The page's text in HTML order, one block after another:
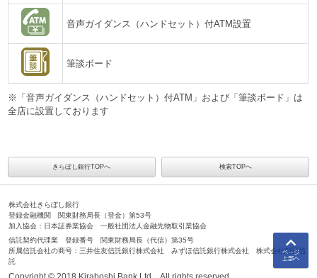
音声ガイダンス（ハンドセット）付ATM設置
筆談ボード
※「音声ガイダンス（ハンドセット）付ATM」および「筆談ボード」は
全店に設置しております
きらぼし銀行TOPへ 検索TOPへ
株式会社きらぼし銀行
登録金融機関 関東財務局長（登金）第53号
加入協会：日本証券業協会 一般社団法人金融先物取引業協会
信託契約代理業 登録番号 関東財務局長（代信）第35号
所属信託会社の商号：三井住友信託銀行株式会社 みずほ信託銀行株式会社 株式会社朝日信
託